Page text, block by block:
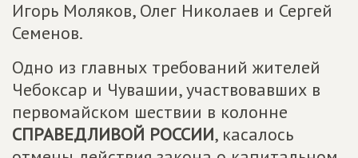
Игорь Моляков, Олег Николаев и Сергей
Семенов.
Одно из главных требований жителей
Чебоксар и Чувашии, участвовавших в
первомайском шествии в колонне
СПРАВЕДЛИВОЙ РОССИИ, касалось